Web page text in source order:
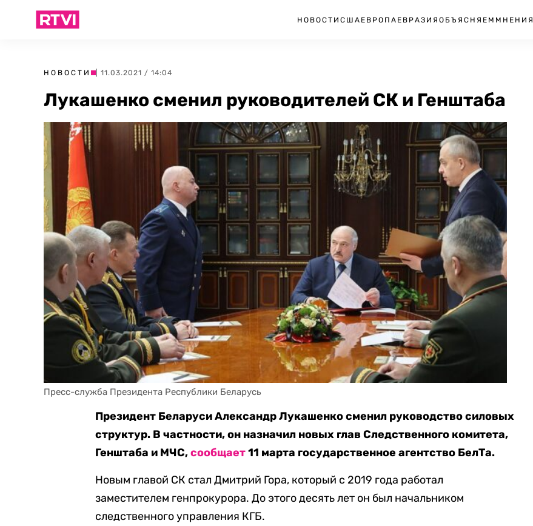
НОВОСТИ США ЕВРОПА ЕВРАЗИЯ ОБЪЯСНЯЕМ МНЕНИЯ
НОВОСТИ | 11.03.2021 / 14:04
Лукашенко сменил руководителей СК и Генштаба
Пресс-служба Президента Республики Беларусь
Президент Беларуси Александр Лукашенко сменил руководство силовых
структур. В частности, он назначил новых глав Следственного комитета,
Генштаба и МЧС,сообщает11 марта государственное агентство БелТа.
Новым главой СК стал Дмитрий Гора, который с 2019 года работал
заместителем генпрокурора. До этого десять лет он был начальником
следственного управления КГБ.